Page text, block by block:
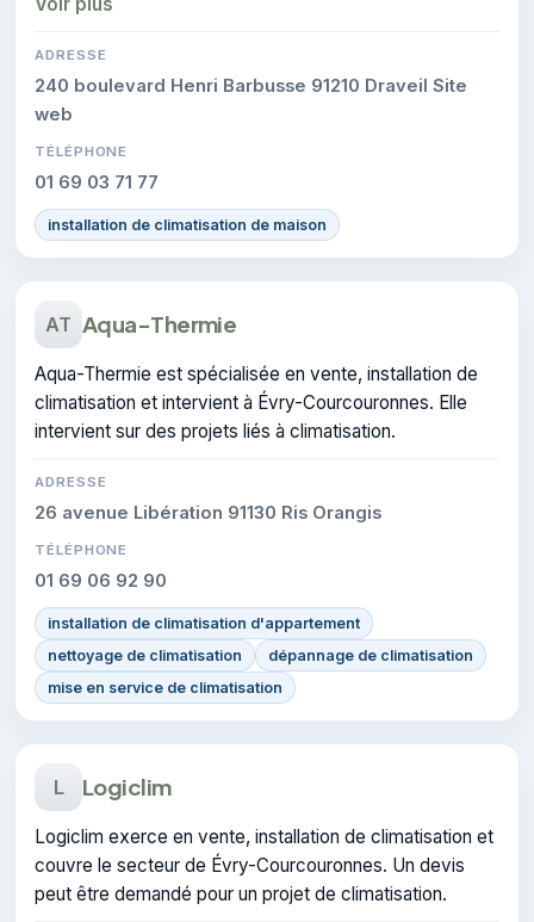
ADRESSE
240 boulevard Henri Barbusse 91210 Draveil Site
web
TÉLÉPHONE
01 69 03 71 77
installation de climatisation de maison
AT Aqua-Thermie
Aqua-Thermie est spécialisée en vente, installation de
climatisation et intervient à Évry-Courcouronnes. Elle
intervient sur des projets liés à climatisation.
ADRESSE
26 avenue Libération 91130 Ris Orangis
TÉLÉPHONE
01 69 06 92 90
installation de climatisation d'appartement
nettoyage de climatisation
dépannage de climatisation
mise en service de climatisation
L Logiclim
Logiclim exerce en vente, installation de climatisation et
couvre le secteur de Évry-Courcouronnes. Un devis
peut être demandé pour un projet de climatisation.